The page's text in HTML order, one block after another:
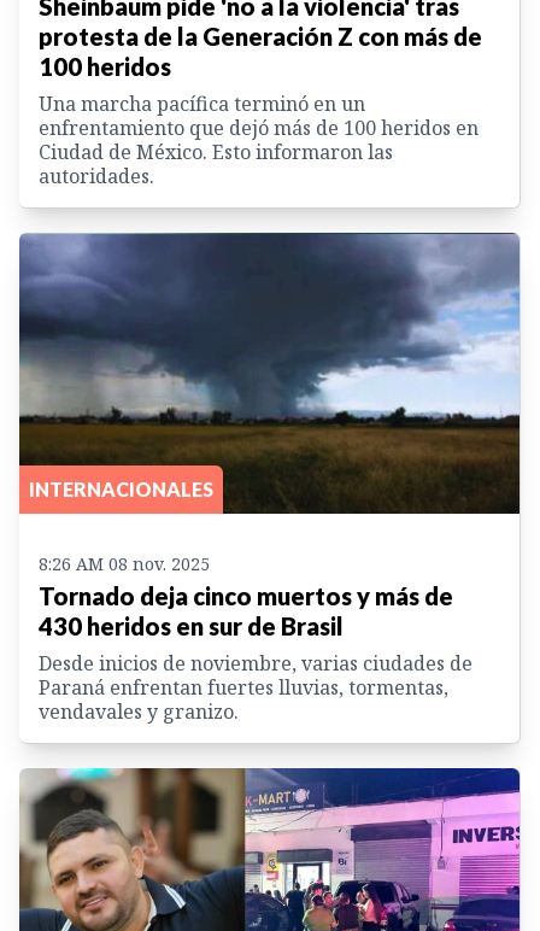
Sheinbaum pide 'no a la violencia' tras
protesta de la Generación Z con más de
100 heridos
Una marcha pacífica terminó en un
enfrentamiento que dejó más de 100 heridos en
Ciudad de México. Esto informaron las
autoridades.
INTERNACIONALES
8:26 AM 08 nov. 2025
Tornado deja cinco muertos y más de
430 heridos en sur de Brasil
Desde inicios de noviembre, varias ciudades de
Paraná enfrentan fuertes lluvias, tormentas,
vendavales y granizo.